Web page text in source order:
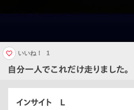
自分一人でこれだけ走りました。
いいね！ 1
インサイト L